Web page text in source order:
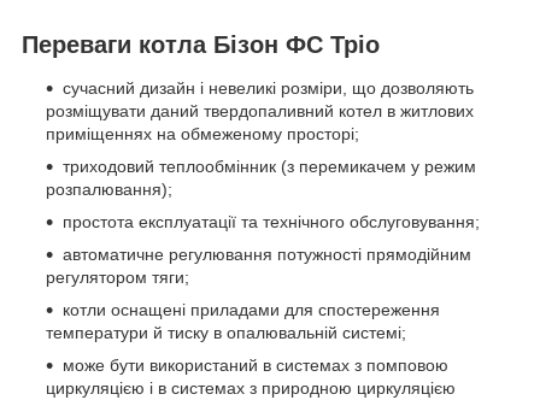
Переваги котла Бізон ФС Тріо
сучасний дизайн і невеликі розміри, що дозволяють
розміщувати даний твердопаливний котел в житлових
приміщеннях на обмеженому просторі;
триходовий теплообмінник (з перемикачем у режим
розпалювання);
простота експлуатації та технічного обслуговування;
автоматичне регулювання потужності прямодійним
регулятором тяги;
котли оснащені приладами для спостереження
температури й тиску в опалювальній системі;
може бути використаний в системах з помповою
циркуляцією і в системах з природною циркуляцією